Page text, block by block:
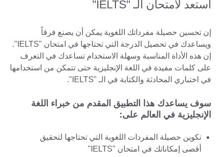
استعد لامتحان الـ "IELTS"
إن تحسين حصيلة مفرداتك اللغوية يمكن أن يصنع فرقاً
ويساعدك في تحصيل الدرجة التي تحتاجها في امتحان "IELTS".
إن هذه الأداة المناسبة وسهلة الاستخدام تساعدك في التعرف
على كلمات مفيدة في اللغة الإنجليزية حتى تتمكن من استخدامها
في اختباري المحادثة والكتابة في الـ "IELTS".
سوف يساعدك هذا التطبيق المقدم من خبراء اللغة
الإنجليزية في العالم على:
تكوين حصيلة المفردات اللغوية التي تحتاجها لتحقيق
أقصى إمكاناتك في امتحان "IELTS"